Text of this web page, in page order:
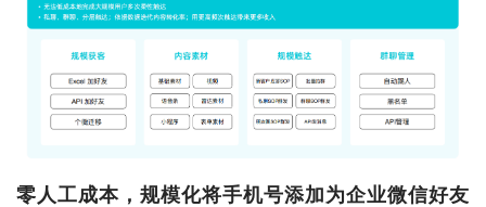
零人工成本，规模化将手机号添加为企业微信好友